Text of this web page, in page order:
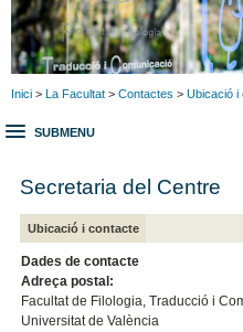
Inici > La Facultat > Contactes > Ubicació i
SUBMENU
Secretaria del Centre
Ubicació i contacte
Dades de contacte
Adreça postal:
Facultat de Filologia, Traducció i
Universitat de València